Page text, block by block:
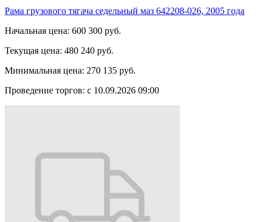
Рама грузового тягача седельный маз 642208-026, 2005 года
Начальная цена: 600 300 руб.
Текущая цена: 480 240 руб.
Минимальная цена: 270 135 руб.
Проведение торгов: с 10.09.2026 09:00